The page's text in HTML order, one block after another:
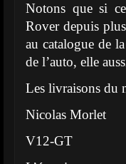
Notons que si
Rover depuis
au catalogue de
de l’auto, elle
Les livraisons du
Nicolas Morlet
V12-GT